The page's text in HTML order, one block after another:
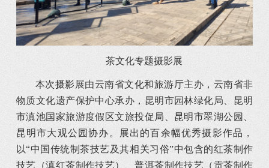
茶文化专题摄影展
本次摄影展由云南省文化和旅游厅主办，云南省非
物质文化遗产保护中心承办，昆明市园林绿化局、昆明
市滇池国家旅游度假区文旅投促局、昆明市翠湖公园、
昆明市大观公园协办。展出的百余幅优秀摄影作品，
以“中国传统制茶技艺及其相关习俗”中包含的红茶制作
技艺（滇红茶制作技艺）、普洱茶制作技艺（贡茶制作